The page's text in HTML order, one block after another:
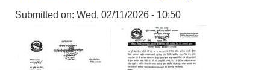
Submitted on: Wed, 02/11/2026 - 10:50